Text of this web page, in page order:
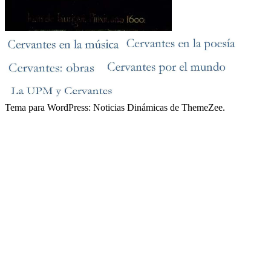
Tema para WordPress: Noticias Dinámicas de ThemeZee.